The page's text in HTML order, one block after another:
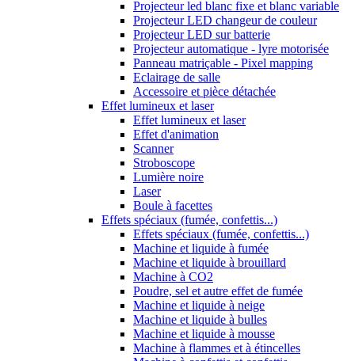
Projecteur led blanc fixe et blanc variable
Projecteur LED changeur de couleur
Projecteur LED sur batterie
Projecteur automatique - lyre motorisée
Panneau matriçable - Pixel mapping
Eclairage de salle
Accessoire et pièce détachée
Effet lumineux et laser
Effet lumineux et laser
Effet d'animation
Scanner
Stroboscope
Lumière noire
Laser
Boule à facettes
Effets spéciaux (fumée, confettis...)
Effets spéciaux (fumée, confettis...)
Machine et liquide à fumée
Machine et liquide à brouillard
Machine à CO2
Poudre, sel et autre effet de fumée
Machine et liquide à neige
Machine et liquide à bulles
Machine et liquide à mousse
Machine à flammes et à étincelles